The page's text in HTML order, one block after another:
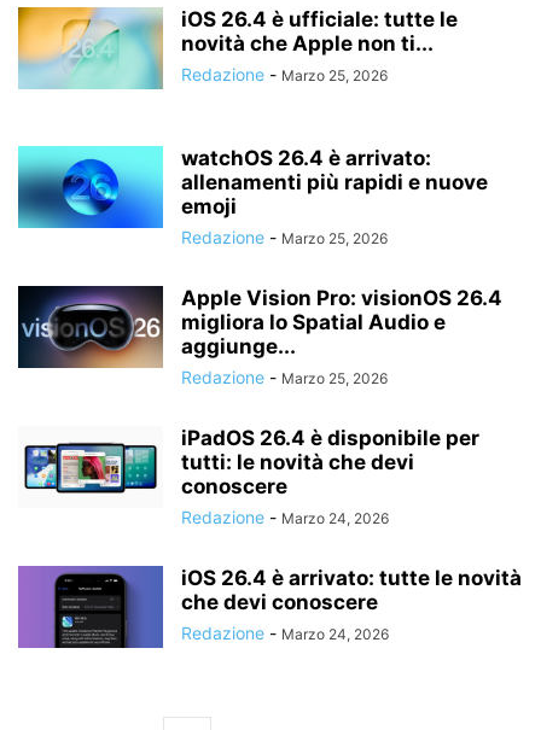
iOS 26.4 è ufficiale: tutte le
novità che Apple non ti...
Redazione - Marzo 25, 2026
watchOS 26.4 è arrivato:
allenamenti più rapidi e nuove
emoji
Redazione - Marzo 25, 2026
Apple Vision Pro: visionOS 26.4
migliora lo Spatial Audio e
aggiunge...
Redazione - Marzo 25, 2026
iPadOS 26.4 è disponibile per
tutti: le novità che devi
conoscere
Redazione - Marzo 24, 2026
iOS 26.4 è arrivato: tutte le novità
che devi conoscere
Redazione - Marzo 24, 2026